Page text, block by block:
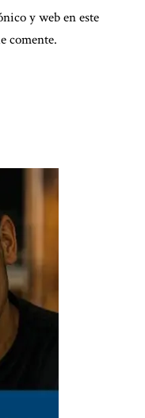
y web en este
comente.